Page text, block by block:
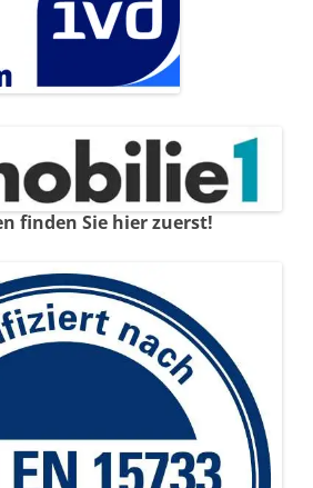
finden Sie hier zuerst!